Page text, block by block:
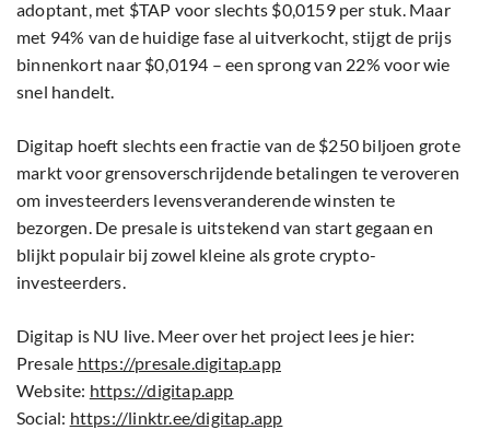
adoptant, met $TAP voor slechts $0,0159 per stuk. Maar
met 94% van de huidige fase al uitverkocht, stijgt de prijs
binnenkort naar $0,0194 – een sprong van 22% voor wie
snel handelt.
Digitap hoeft slechts een fractie van de $250 biljoen grote
markt voor grensoverschrijdende betalingen te veroveren
om investeerders levensveranderende winsten te
bezorgen. De presale is uitstekend van start gegaan en
blijkt populair bij zowel kleine als grote crypto-
investeerders.
Digitap is NU live. Meer over het project lees je hier:
Presale https://presale.digitap.app
Website: https://digitap.app
Social: https://linktr.ee/digitap.app